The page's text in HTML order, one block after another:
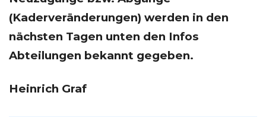
(Kaderveränderungen) werden in den
nächsten Tagen unten den Infos
Abteilungen bekannt gegeben.
Heinrich Graf